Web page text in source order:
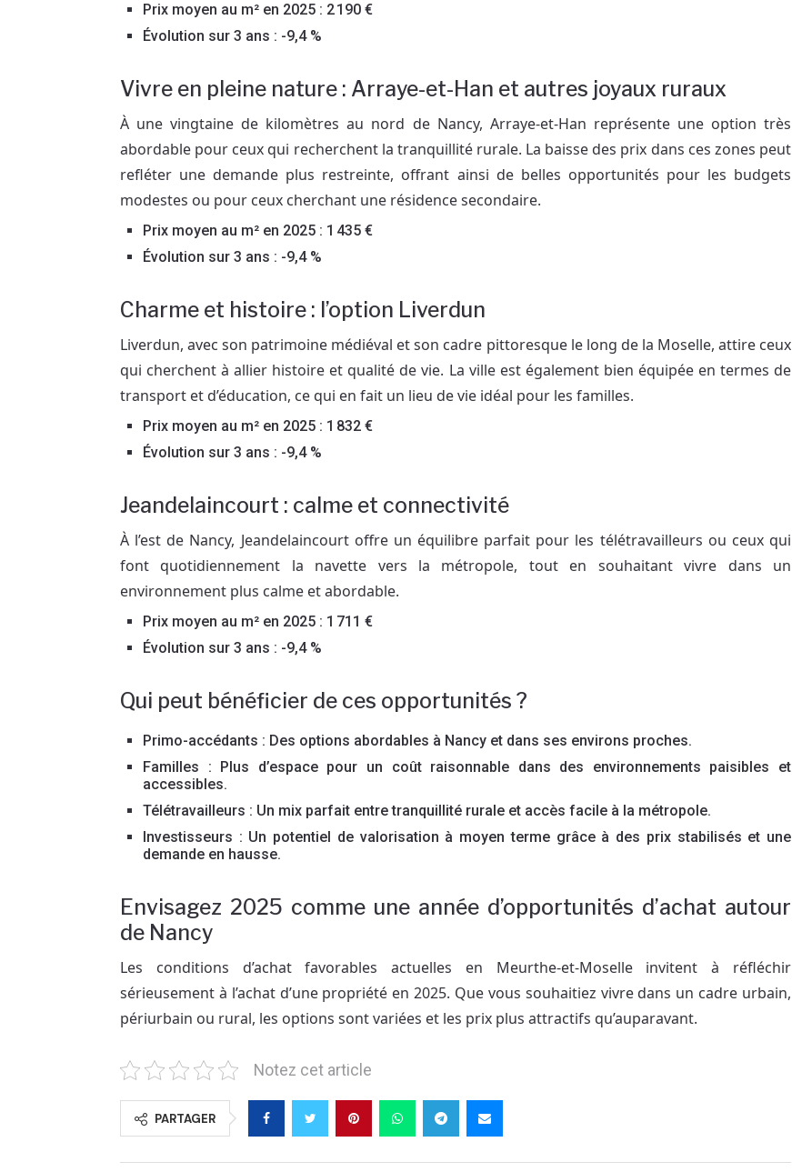
Prix moyen au m² en 2025 : 2 190 €
Évolution sur 3 ans : -9,4 %
Vivre en pleine nature : Arraye-et-Han et autres joyaux ruraux
À une vingtaine de kilomètres au nord de Nancy, Arraye-et-Han représente une option très
abordable pour ceux qui recherchent la tranquillité rurale. La baisse des prix dans ces zones peut
refléter une demande plus restreinte, offrant ainsi de belles opportunités pour les budgets
modestes ou pour ceux cherchant une résidence secondaire.
Prix moyen au m² en 2025 : 1 435 €
Évolution sur 3 ans : -9,4 %
Charme et histoire : l’option Liverdun
Liverdun, avec son patrimoine médiéval et son cadre pittoresque le long de la Moselle, attire ceux
qui cherchent à allier histoire et qualité de vie. La ville est également bien équipée en termes de
transport et d’éducation, ce qui en fait un lieu de vie idéal pour les familles.
Prix moyen au m² en 2025 : 1 832 €
Évolution sur 3 ans : -9,4 %
Jeandelaincourt : calme et connectivité
À l’est de Nancy, Jeandelaincourt offre un équilibre parfait pour les télétravailleurs ou ceux qui
font quotidiennement la navette vers la métropole, tout en souhaitant vivre dans un
environnement plus calme et abordable.
Prix moyen au m² en 2025 : 1 711 €
Évolution sur 3 ans : -9,4 %
Qui peut bénéficier de ces opportunités ?
Primo-accédants : Des options abordables à Nancy et dans ses environs proches.
Familles : Plus d’espace pour un coût raisonnable dans des environnements paisibles et
accessibles.
Télétravailleurs : Un mix parfait entre tranquillité rurale et accès facile à la métropole.
Investisseurs : Un potentiel de valorisation à moyen terme grâce à des prix stabilisés et une
demande en hausse.
Envisagez 2025 comme une année d’opportunités d’achat autour
de Nancy
Les conditions d’achat favorables actuelles en Meurthe-et-Moselle invitent à réfléchir
sérieusement à l’achat d’une propriété en 2025. Que vous souhaitiez vivre dans un cadre urbain,
périurbain ou rural, les options sont variées et les prix plus attractifs qu’auparavant.
Notez cet article
PARTAGER